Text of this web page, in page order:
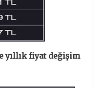
yıllık fiyat değişim